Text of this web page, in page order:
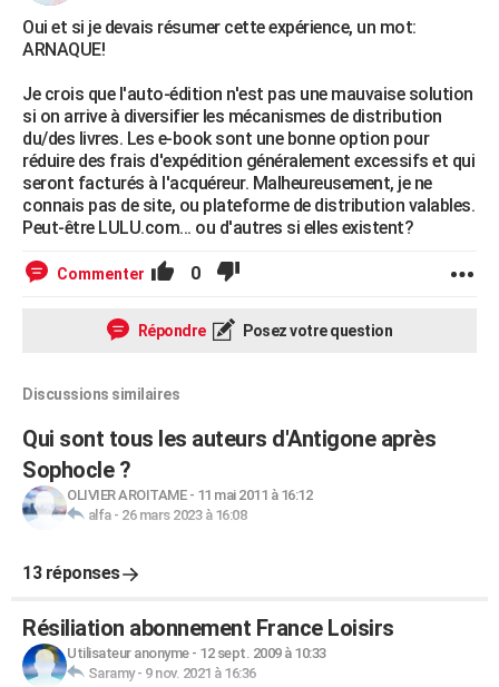
Oui et si je devais résumer cette expérience, un mot:
ARNAQUE!
Je crois que l'auto-édition n'est pas une mauvaise solution
si on arrive à diversifier les mécanismes de distribution
du/des livres. Les e-book sont une bonne option pour
réduire des frais d'expédition généralement excessifs et qui
seront facturés à l'acquéreur. Malheureusement, je ne
connais pas de site, ou plateforme de distribution valables.
Peut-être LULU.com... ou d'autres si elles existent?
Commenter 0
Répondre Posez votre question
Discussions similaires
Qui sont tous les auteurs d'Antigone après
Sophocle ?
OLIVIER AROITAME- 11 mai 2011 à 16:12
alfa- 26 mars 2023 à 16:08
13 réponses
Résiliation abonnement France Loisirs
Utilisateur anonyme- 12 sept. 2009 à 10:33
Saramy- 9 nov. 2021 à 16:36